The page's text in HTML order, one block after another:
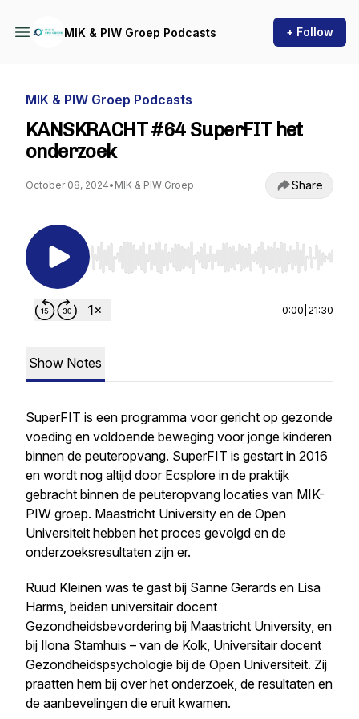
MIK & PIW Groep Podcasts + Follow
MIK & PIW Groep Podcasts
KANSKRACHT #64 SuperFIT het
onderzoek
October 08, 2024• MIK & PIW Groep Share
Use Left/Right to seek, Home/End to jump to
0:00 21:30
Show Notes
SuperFIT is een programma voor gericht op gezonde
voeding en voldoende beweging voor jonge kinderen
binnen de peuteropvang. SuperFIT is gestart in 2016
en wordt nog altijd door Ecsplore in de praktijk
gebracht binnen de peuteropvang locaties van MIK-
PIW groep. Maastricht University en de Open
Universiteit hebben het proces gevolgd en de
onderzoeksresultaten zijn er.
Ruud Kleinen was te gast bij Sanne Gerards en Lisa
Harms, beiden universitair docent
Gezondheidsbevordering bij Maastricht University, en
bij Ilona Stamhuis – van de Kolk, Universitair docent
Gezondheidspsychologie bij de Open Universiteit. Zij
praatten hem bij over het onderzoek, de resultaten en
de aanbevelingen die eruit kwamen.